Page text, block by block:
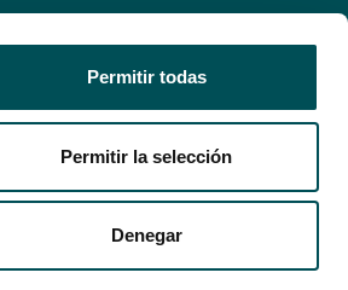
Permitir todas
Permitir la selección
Denegar